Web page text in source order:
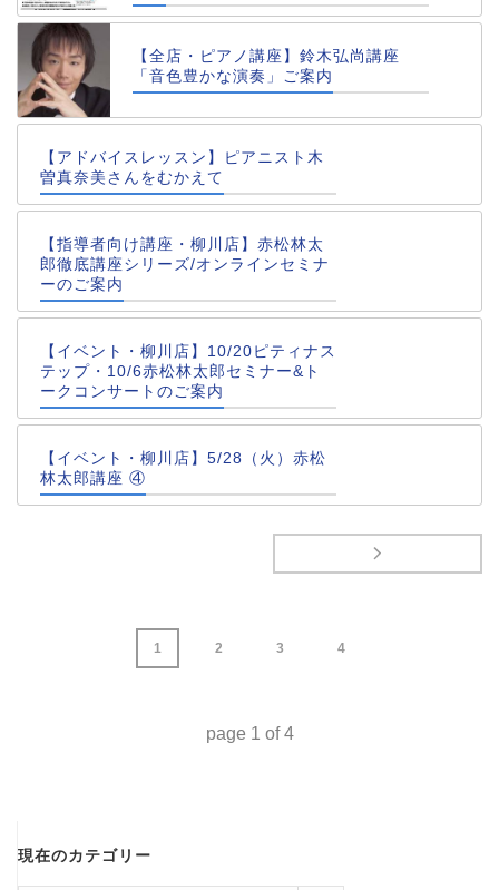
【全店・ピアノ講座】鈴木弘尚講座
「音色豊かな演奏」ご案内
【アドバイスレッスン】ピアニスト木
曽真奈美さんをむかえて
【指導者向け講座・柳川店】赤松林太
郎徹底講座シリーズ/オンラインセミナ
ーのご案内
【イベント・柳川店】10/20ピティナス
テップ・10/6赤松林太郎セミナー&ト
ークコンサートのご案内
【イベント・柳川店】5/28（火）赤松
林太郎講座 ④
1 2 3 4
page 1 of4
現在のカテゴリー